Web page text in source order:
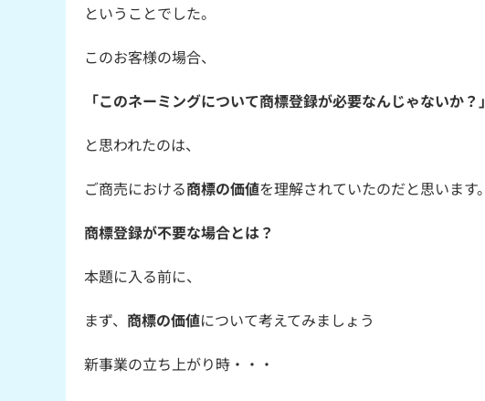
ということでした。
このお客様の場合、
「このネーミングについて商標登録が必要なんじゃないか？」
と思われたのは、
ご商売における商標の価値を理解されていたのだと思います。
商標登録が不要な場合とは？
本題に入る前に、
まず、 商標の価値について考えてみましょう
新事業の立ち上がり時・・・